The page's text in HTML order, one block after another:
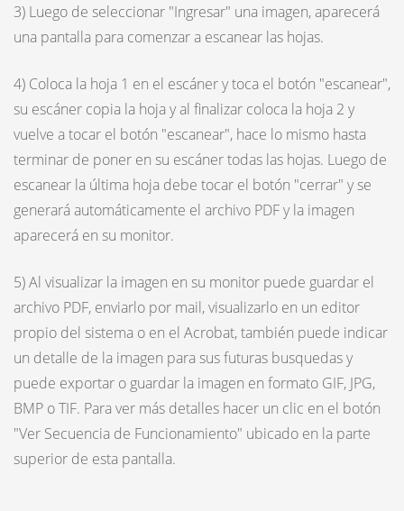
3) Luego de seleccionar "Ingresar" una imagen, aparecerá
una pantalla para comenzar a escanear las hojas.
4) Coloca la hoja 1 en el escáner y toca el botón "escanear",
su escáner copia la hoja y al finalizar coloca la hoja 2 y
vuelve a tocar el botón "escanear", hace lo mismo hasta
terminar de poner en su escáner todas las hojas. Luego de
escanear la última hoja debe tocar el botón "cerrar" y se
generará automáticamente el archivo PDF y la imagen
aparecerá en su monitor.
5) Al visualizar la imagen en su monitor puede guardar el
archivo PDF, enviarlo por mail, visualizarlo en un editor
propio del sistema o en el Acrobat, también puede indicar
un detalle de la imagen para sus futuras busquedas y
puede exportar o guardar la imagen en formato GIF, JPG,
BMP o TIF. Para ver más detalles hacer un clic en el botón
"Ver Secuencia de Funcionamiento" ubicado en la parte
superior de esta pantalla.